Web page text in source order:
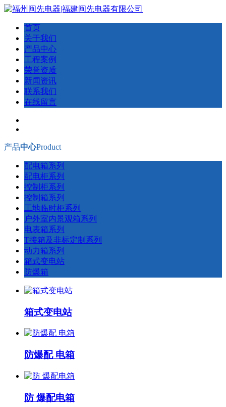
首页
关于我们
产品中心
工程案例
荣誉资质
新闻资讯
联系我们
在线留言
产品中心Product
配电箱系列
配电柜系列
控制柜系列
控制箱系列
工地临时柜系列
户外室内景观箱系列
电表箱系列
T接箱及非标定制系列
动力箱系列
箱式变电站
防爆箱
箱式变电站
防爆配 电箱
防 爆配电箱